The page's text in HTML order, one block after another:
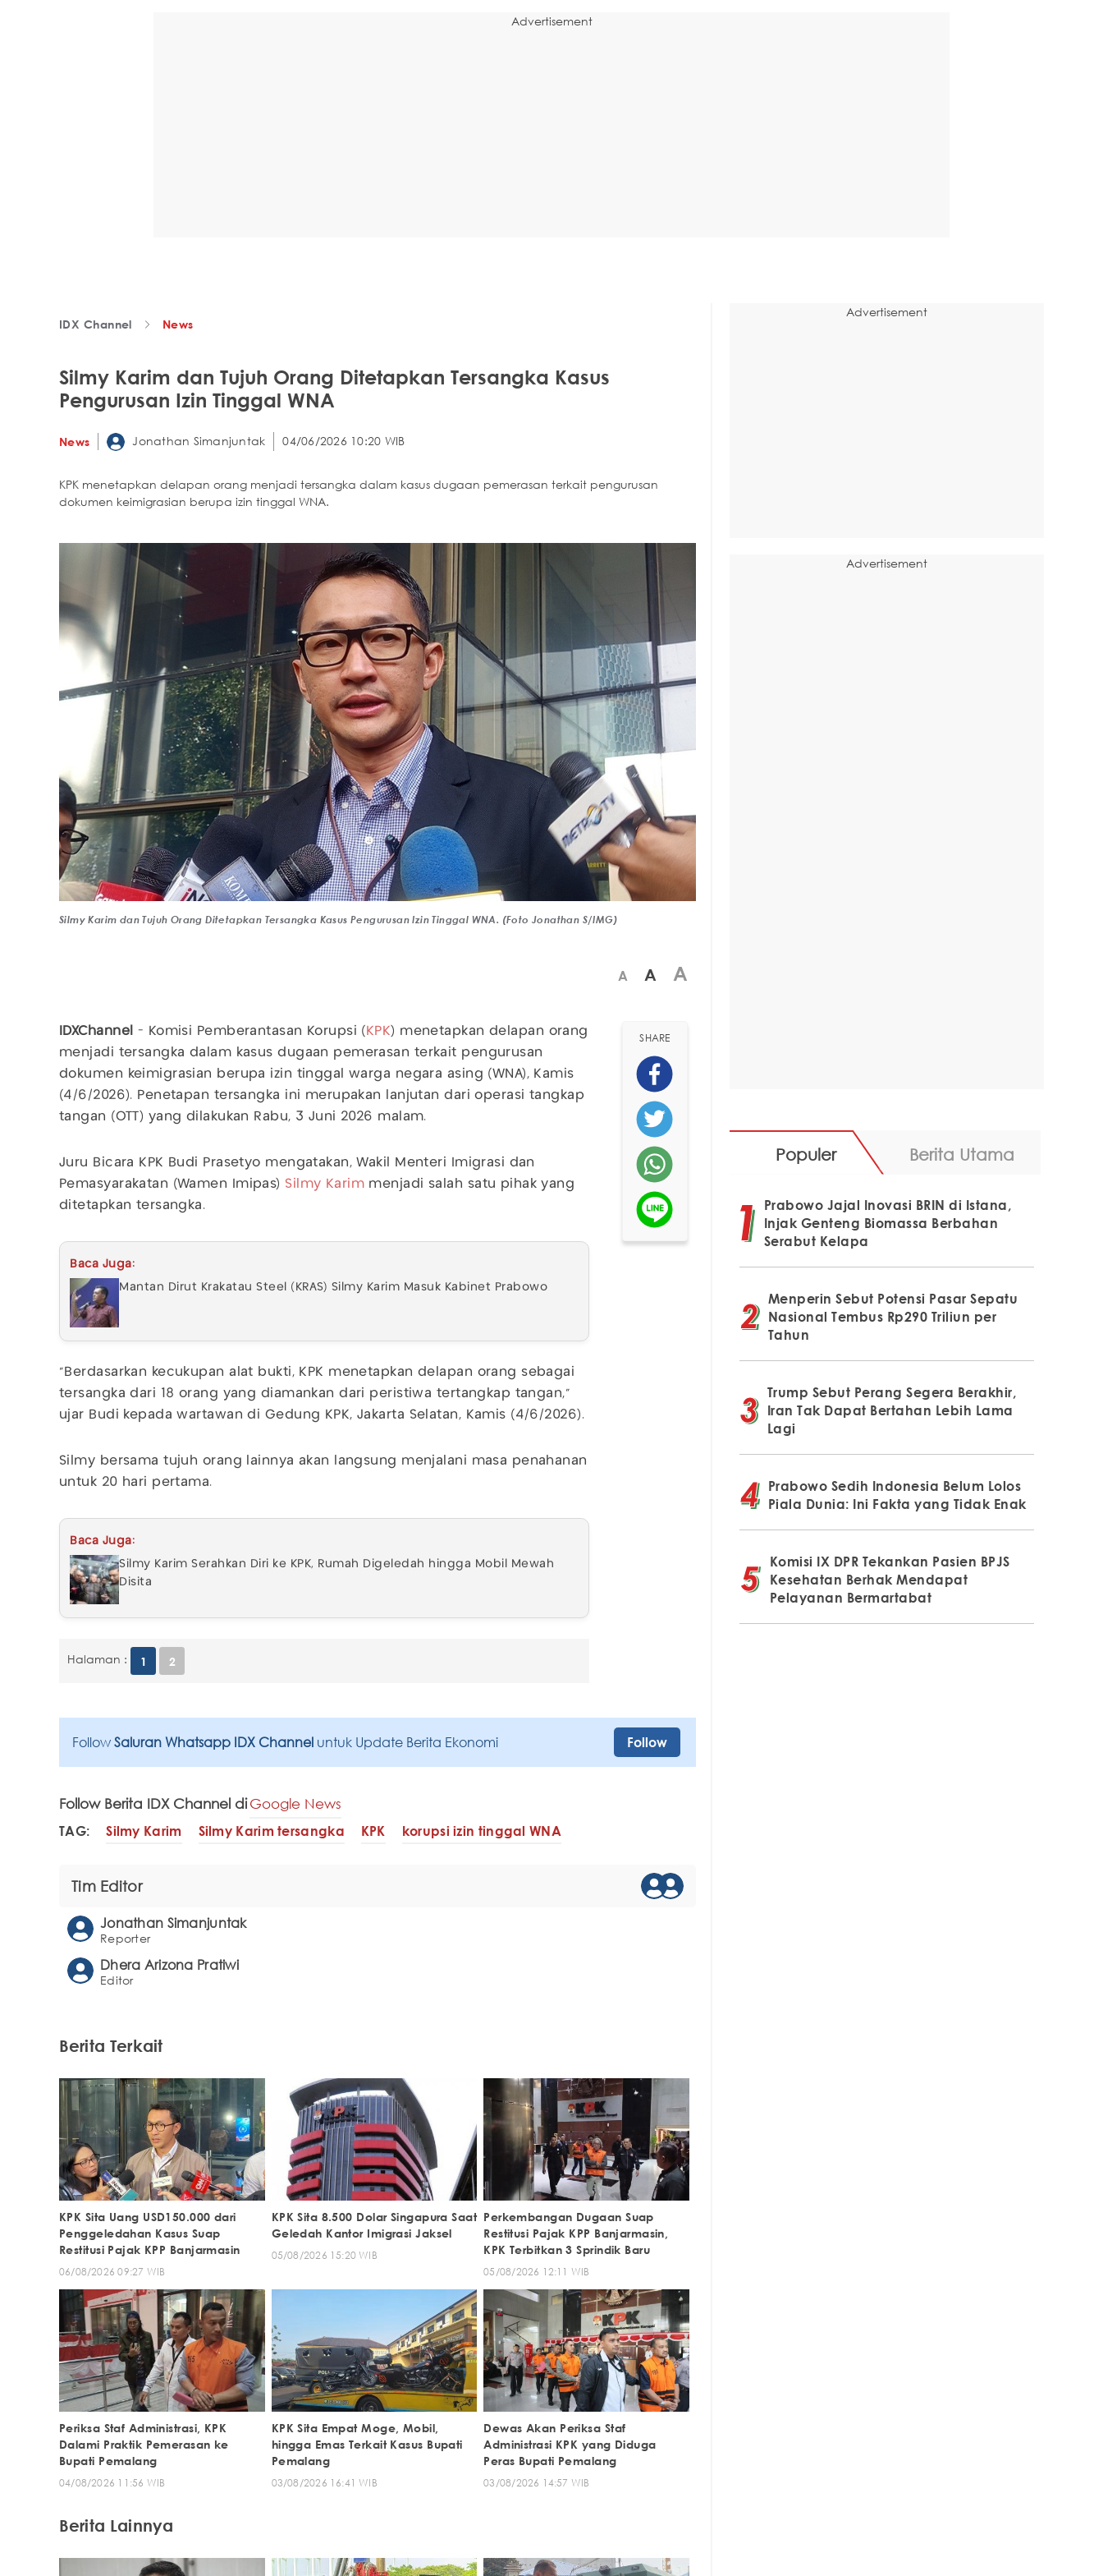
Advertisement
IDX Channel News
Silmy Karim dan Tujuh Orang Ditetapkan Tersangka Kasus
Pengurusan Izin Tinggal WNA
News Jonathan Simanjuntak 04/06/2026 10:20 WIB
KPK menetapkan delapan orang menjadi tersangka dalam kasus dugaan pemerasan terkait pengurusan
dokumen keimigrasian berupa izin tinggal WNA.
Silmy Karim dan Tujuh Orang Ditetapkan Tersangka Kasus Pengurusan Izin Tinggal WNA. (Foto Jonathan S/IMG)
A A A
IDXChannel - Komisi Pemberantasan Korupsi ( KPK) menetapkan delapan orang
menjadi tersangka dalam kasus dugaan pemerasan terkait pengurusan
dokumen keimigrasian berupa izin tinggal warga negara asing (WNA), Kamis
(4/6/2026). Penetapan tersangka ini merupakan lanjutan dari operasi tangkap
tangan (OTT) yang dilakukan Rabu, 3 Juni 2026 malam.
Juru Bicara KPK Budi Prasetyo mengatakan, Wakil Menteri Imigrasi dan
Pemasyarakatan (Wamen Imipas) Silmy Karim menjadi salah satu pihak yang
ditetapkan tersangka.
Baca Juga:
Mantan Dirut Krakatau Steel (KRAS) Silmy Karim Masuk Kabinet Prabowo
"Berdasarkan kecukupan alat bukti, KPK menetapkan delapan orang sebagai
tersangka dari 18 orang yang diamankan dari peristiwa tertangkap tangan,"
ujar Budi kepada wartawan di Gedung KPK, Jakarta Selatan, Kamis (4/6/2026).
Silmy bersama tujuh orang lainnya akan langsung menjalani masa penahanan
untuk 20 hari pertama.
Baca Juga:
Silmy Karim Serahkan Diri ke KPK, Rumah Digeledah hingga Mobil Mewah
Disita
Halaman : 1 2
SHARE
Follow Saluran Whatsapp IDX Channel untuk Update Berita Ekonomi Follow
Follow Berita IDX Channel diGoogle News
TAG: Silmy Karim Silmy Karim tersangka KPK korupsi izin tinggal WNA
Tim Editor
Jonathan Simanjuntak
Reporter
Dhera Arizona Pratiwi
Editor
Berita Terkait
KPK Sita Uang USD150.000 dari
Penggeledahan Kasus Suap
Restitusi Pajak KPP Banjarmasin
06/08/2026 09:27 WIB
KPK Sita 8.500 Dolar Singapura Saat
Geledah Kantor Imigrasi Jaksel
05/08/2026 15:20 WIB
Perkembangan Dugaan Suap
Restitusi Pajak KPP Banjarmasin,
KPK Terbitkan 3 Sprindik Baru
05/08/2026 12:11 WIB
Periksa Staf Administrasi, KPK
Dalami Praktik Pemerasan ke
Bupati Pemalang
04/08/2026 11:56 WIB
KPK Sita Empat Moge, Mobil,
hingga Emas Terkait Kasus Bupati
Pemalang
03/08/2026 16:41 WIB
Dewas Akan Periksa Staf
Administrasi KPK yang Diduga
Peras Bupati Pemalang
03/08/2026 14:57 WIB
Berita Lainnya
Advertisement
Advertisement
Populer Berita Utama
Prabowo Jajal Inovasi BRIN di Istana,
Injak Genteng Biomassa Berbahan
Serabut Kelapa
Menperin Sebut Potensi Pasar Sepatu
Nasional Tembus Rp290 Triliun per
Tahun
Trump Sebut Perang Segera Berakhir,
Iran Tak Dapat Bertahan Lebih Lama
Lagi
Prabowo Sedih Indonesia Belum Lolos
Piala Dunia: Ini Fakta yang Tidak Enak
Komisi IX DPR Tekankan Pasien BPJS
Kesehatan Berhak Mendapat
Pelayanan Bermartabat